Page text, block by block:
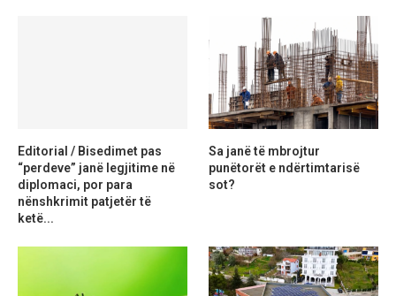
Editorial / Bisedimet pas
“perdeve” janë legjitime në
diplomaci, por para
nënshkrimit patjetër të
ketë...
Sa janë të mbrojtur
punëtorët e ndërtimtarisë
sot?